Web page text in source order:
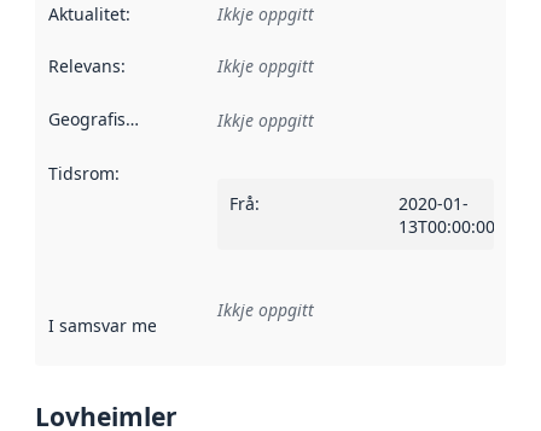
Aktualitet: Ikkje oppgitt
Relevans: Ikkje oppgitt
Geografisk område Ikkje oppgitt
Tidsrom:
Frå:
2020-01-
13T00:00:00Z
I samsvar med Referanse til ei implementeringsregel eller
Ikkje oppgitt
Lovheimler